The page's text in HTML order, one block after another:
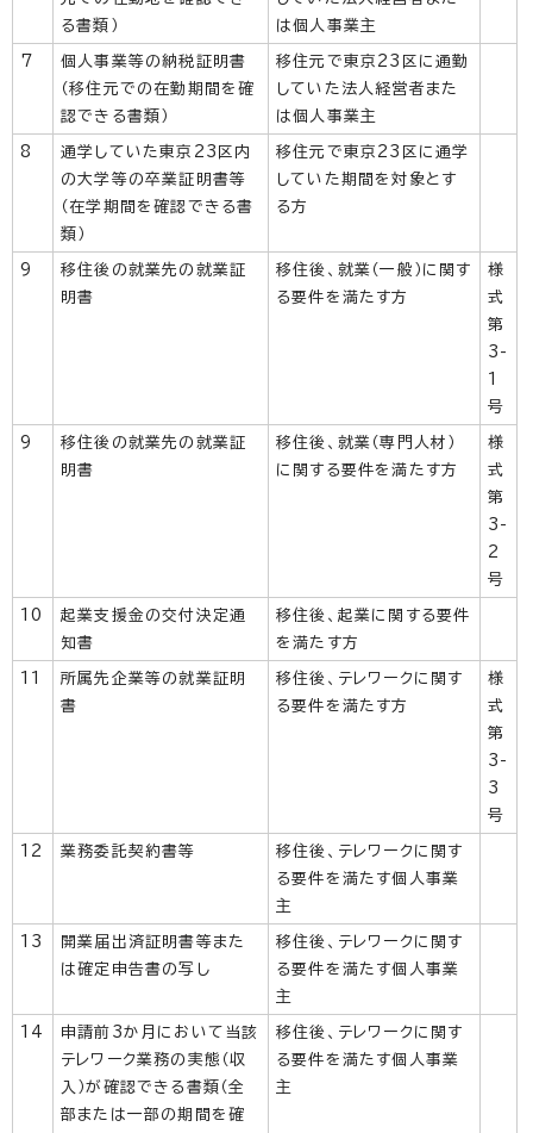
る書類）
は個人事業主
7
個人事業等の納税証明書
（移住元での在勤期間を確
認できる書類）
移住元で東京23区に通勤
していた法人経営者また
は個人事業主
8
通学していた東京23区内
の大学等の卒業証明書等
（在学期間を確認できる書
類）
移住元で東京23区に通学
していた期間を対象とす
る方
9
移住後の就業先の就業証
明書
移住後、就業（一般）に関す
る要件を満たす方
様
式
第
3-
号
9
移住後の就業先の就業証
明書
移住後、就業（専門人材）
に関する要件を満たす方
様
式
第
3-
2
号
10
起業支援金の交付決定通
知書
移住後、起業に関する要件
を満たす方
所属先企業等の就業証明
書
移住後、テレワークに関す
る要件を満たす方
様
式
第
3-
3
号
12 業務委託契約書等
移住後、テレワークに関す
る要件を満たす個人事業
主
13
開業届出済証明書等また
は確定申告書の写し
移住後、テレワークに関す
る要件を満たす個人事業
主
14
申請前3か月において当該
テレワーク業務の実態（収
入）が確認できる書類（全
部または一部の期間を確
移住後、テレワークに関す
る要件を満たす個人事業
主